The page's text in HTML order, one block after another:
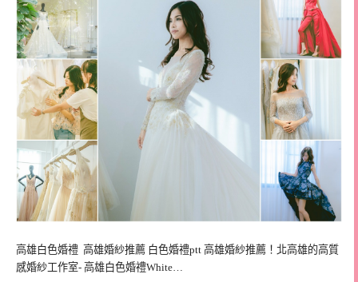
高雄白色婚禮 高雄婚紗推薦 白色婚禮ptt 高雄婚紗推薦！北高雄的高質
感婚紗工作室- 高雄白色婚禮White…